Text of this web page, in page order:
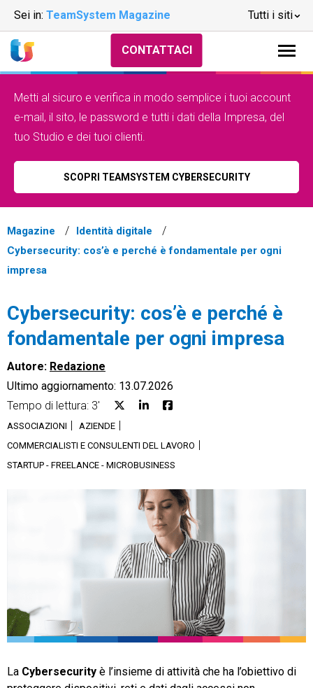
Sei in: TeamSystem Magazine Tutti i siti
CRM
Ecommerce
TeamSystem Corporate
CONTATTACI
Metti al sicuro e verifica in modo semplice i tuoi account
e-mail, il sito, le password e tutti i dati della Impresa, del
tuo Studio e dei tuoi clienti.
SCOPRI TEAMSYSTEM CYBERSECURITY
Magazine
Identità digitale
Cybersecurity: cos’è e perché è fondamentale per ogni
impresa
Cybersecurity: cos’è e perché è
fondamentale per ogni impresa
Autore: Redazione
Ultimo aggiornamento: 13.07.2026
Tempo di lettura: 3'
ASSOCIAZIONI
AZIENDE
COMMERCIALISTI E CONSULENTI DEL LAVORO
STARTUP - FREELANCE - MICROBUSINESS
La Cybersecurity è l’insieme di attività che ha l’obiettivo di